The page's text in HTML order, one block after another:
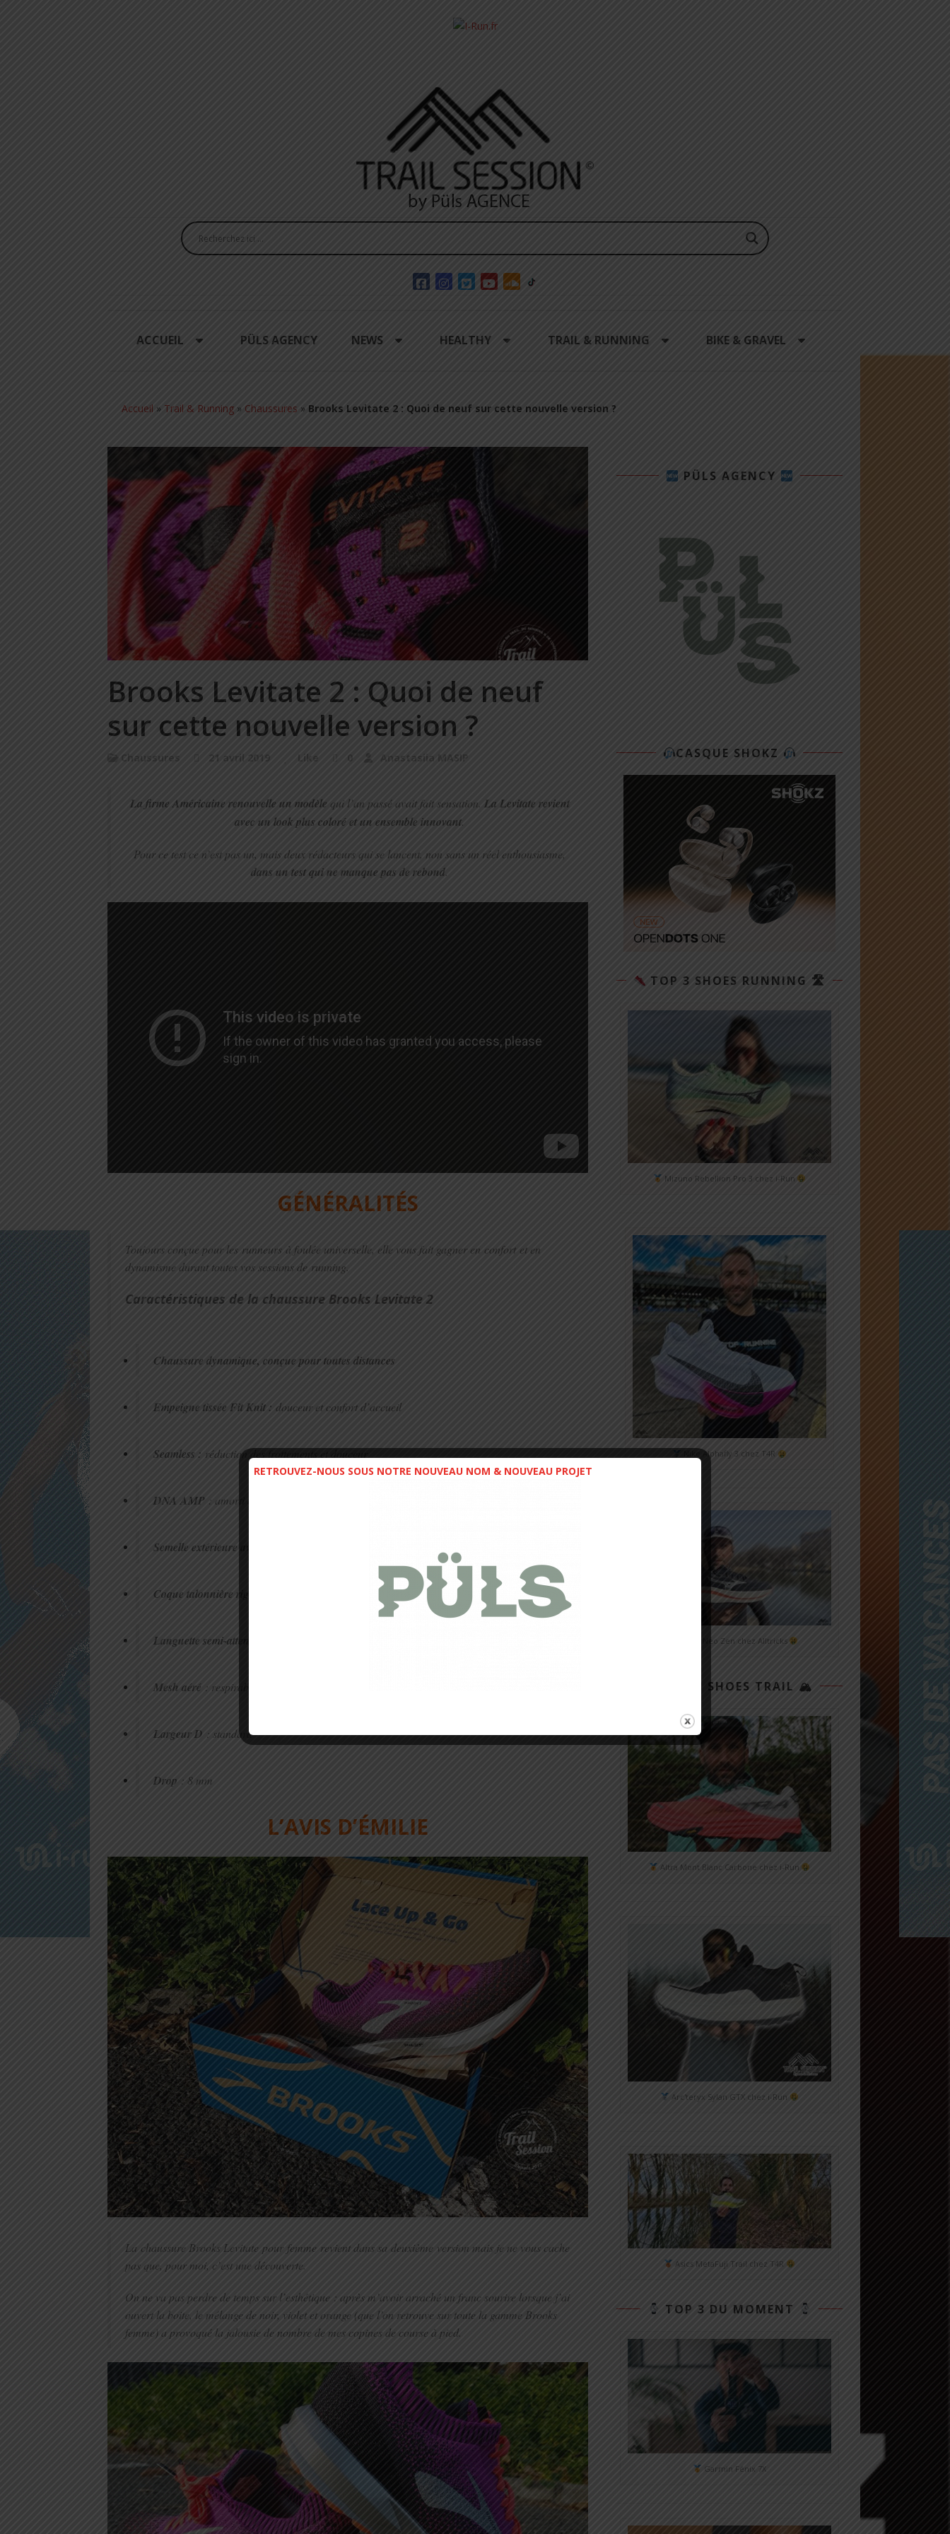
ACCUEIL PÜLS AGENCY NEWS HEALTHY TRAIL & RUNNING BIKE & GRAVEL
Accueil » Trail & Running » Chaussures » Brooks Levitate 2 : Quoi de neuf sur cette nouvelle version ?
Brooks Levitate 2 : Quoi de neuf
sur cette nouvelle version ?
Chaussures 21 avril 2019 Like 0 Anastasiia MASIP
La firme Américaine renouvelle un modèle qui l’an passé avait fait sensation. La Levitate revient
avec un look plus coloré et un ensemble innovant.
Pour ce test ce n’est pas un, mais deux rédacteurs qui se lancent, non sans un réel enthousiasme,
dans un test qui ne manque pas de rebond.
GÉNÉRALITÉS
Toujours conçue pour les runneurs à foulée universelle, elle vous fait gagner en confort et en
dynamisme durant toutes vos sessions de running.
Caractéristiques de la chaussure Brooks Levitate 2
Chaussure dynamique, conçue pour toutes distances
Empeigne tissée Fit Knit : douceur et confort d’accueil
Seamless : réduction des frottements et douceur
DNA AMP : amorti dynamique
Semelle extérieure avec découpes en chevrons
Coque talonnière rigide
Languette semi-attenante
Mesh aéré : respirabilité
Largeur D : standard
Drop : 8 mm
L’AVIS D’ÉMILIE
La chaussure Brooks Levitate pour femme revient dans sa deuxième version mais je ne vous cache
pas que, pour moi, c’est une découverte.
On ne va pas perdre de temps sur l’esthétique : après m’avoir arraché un franc sourire lorsque j’ai
ouvert la boite, le mélange de noir, violet et orange (que l’on retrouve sur toute la gamme Brooks
femme) a provoqué la jalousie de nombre de mes copines de course à pied.
PÜLS AGENCY
CASQUE SHOKZ
TOP 3 SHOES RUNNING 🛣
Mizuno Rebellion Pro 3 chez i-Run
Nike Alphafly 3 chez T4R
Mizuno Neo Zen chez Alltricks
TOP 3 SHOES TRAIL 🏔
Altra Mont Blanc Carbone chez i-Run
Arc'teryx Sylan GTX chez i-Run
Asics MetaFuji Trail chez T4R
TOP 3 DU MOMENT
Garmin Fénix 7X
RETROUVEZ-NOUS SOUS NOTRE NOUVEAU NOM & NOUVEAU PROJET